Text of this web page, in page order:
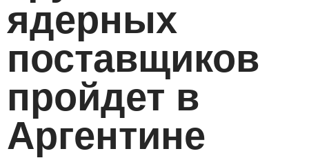
ядерных
поставщиков
пройдет в
Аргентине